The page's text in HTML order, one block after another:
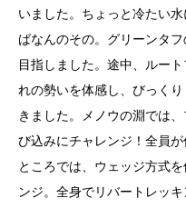
いました。ちょっと冷たい
ばなんのその。グリーンタ
目指しました。途中、ルー
れの勢いを体感し、びっく
きました。メノウの淵では
び込みにチャレンジ！全員
ところでは、ウェッジ方式
ンジ。全身でリバートレッキ